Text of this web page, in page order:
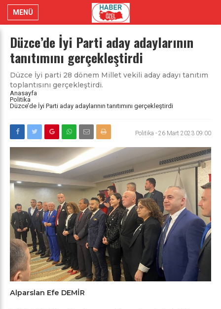
MENÜ
Düzce’de İyi Parti aday adaylarının
tanıtımını gerçekleştirdi
Düzce İyi parti 28 dönem Millet vekili aday adayı tanıtım
toplantısını gerçekleştirdi.
Anasayfa
Politika
Düzce’de İyi Parti aday adaylarının tanıtımını gerçekleştirdi
Politika - 26 Mart 2023 09:00
Alparslan Efe DEMİR